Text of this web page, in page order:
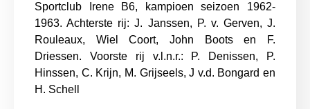
Sportclub Irene B6, kampioen seizoen 1962-
1963. Achterste rij: J. Janssen, P. v. Gerven, J.
Rouleaux, Wiel Coort, John Boots en F.
Driessen. Voorste rij v.l.n.r.: P. Denissen, P.
Hinssen, C. Krijn, M. Grijseels, J v.d. Bongard en
H. Schell